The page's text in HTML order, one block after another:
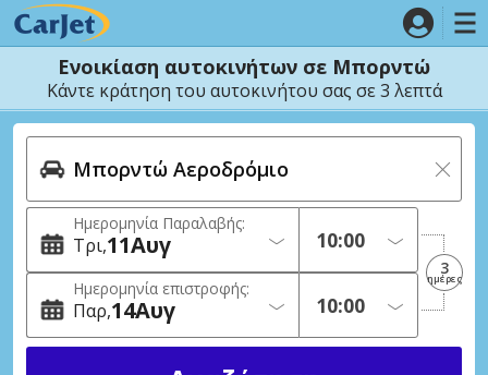
Ενοικίαση αυτοκινήτων σε Μπορντώ
Κάντε κράτηση του αυτοκινήτου σας σε 3 λεπτά
Ημερομηνία Παραλαβής:
Τρι 11Αυγ
Ημερομηνία επιστροφής:
Παρ 14Αυγ
3
ημέρες